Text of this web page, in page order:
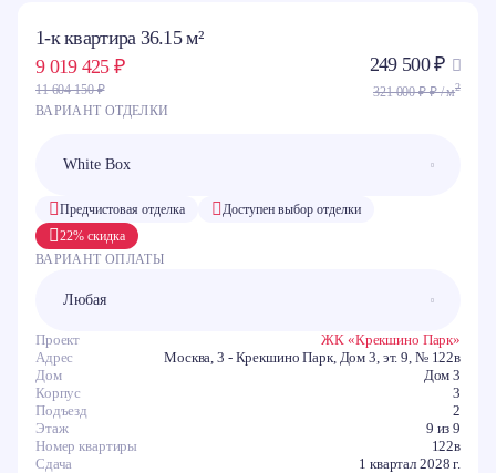
1-к квартира 36.15 м²
9 019 425 ₽
11 604 150 ₽
249 500 ₽
321 000 ₽ ₽ / м2
ВАРИАНТ ОТДЕЛКИ
22% скидка
Предчистовая отделка Доступен выбор отделки
ВАРИАНТ ОПЛАТЫ
Проект
ЖК «Крекшино Парк»
Адрес
Москва, 3 - Крекшино Парк, Дом 3, эт. 9, № 122в
Дом
Дом 3
Корпус
3
Подъезд
2
Этаж
9 из 9
Номер квартиры
122в
Сдача
1 квартал 2028 г.